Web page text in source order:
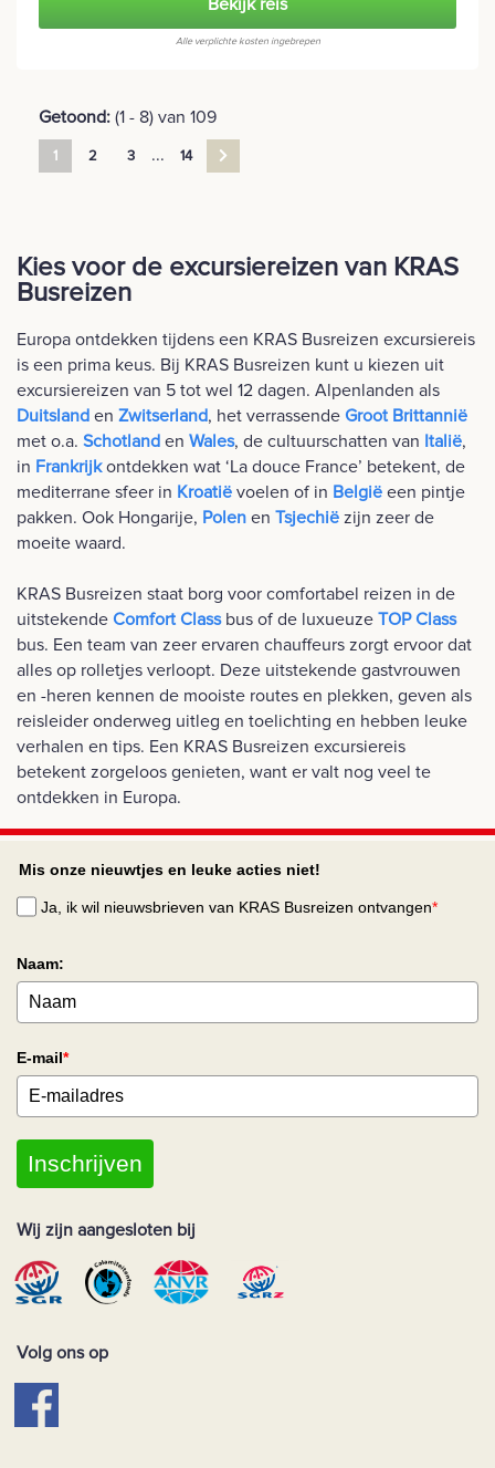
Alle verplichte kosten ingebrepen
Getoond: (1 - 8) van 109
1 2 3 ... 14
Kies voor de excursiereizen van KRAS
Busreizen
Europa ontdekken tijdens een KRAS Busreizen excursiereis
is een prima keus. Bij KRAS Busreizen kunt u kiezen uit
excursiereizen van 5 tot wel 12 dagen. Alpenlanden als
Duitsland en Zwitserland, het verrassende Groot Brittannië
met o.a. Schotland en Wales, de cultuurschatten van Italië,
in Frankrijkontdekken wat ‘La douce France’ betekent, de
mediterrane sfeer in Kroatië voelen of in België een pintje
pakken. Ook Hongarije, Polen en Tsjechië zijn zeer de
moeite waard.
KRAS Busreizen staat borg voor comfortabel reizen in de
uitstekende Comfort Classbus of de luxueuze TOP Class
bus. Een team van zeer ervaren chauffeurs zorgt ervoor dat
alles op rolletjes verloopt. Deze uitstekende gastvrouwen
en -heren kennen de mooiste routes en plekken, geven als
reisleider onderweg uitleg en toelichting en hebben leuke
verhalen en tips. Een KRAS Busreizen excursiereis
betekent zorgeloos genieten, want er valt nog veel te
ontdekken in Europa.
Mis onze nieuwtjes en leuke acties niet!
Ja, ik wil nieuwsbrieven van KRAS Busreizen ontvangen*
Naam:
E-mail*
Inschrijven
Wij zijn aangesloten bij
Volg ons op